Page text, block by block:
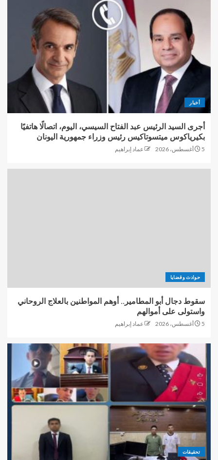
أخبار
أجرى السيد الرئيس عبد الفتاح السيسي، اليوم، اتصالًا هاتفيًا
بكيرياكوس ميتسوتاكيس رئيس وزراء جمهورية اليونان
5 أغسطس، 2026 عماد إبراهيم
حوادث وقضايا
سقوط دجال أبو المطامير.. أوهم المواطنين بالعلاج الروحاني
واستولى على أموالهم
5 أغسطس، 2026 عماد إبراهيم
تحقيقات